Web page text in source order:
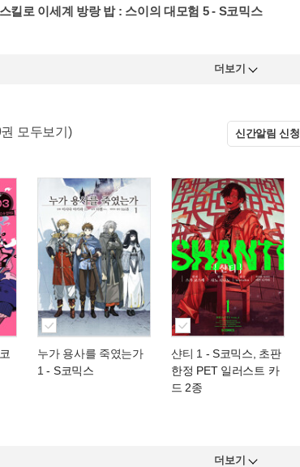
킬로 이세계 방랑 밥 : 스이의 대모험 5 - S코믹스
더보기
모두보기) 신간알림 신청
누가 용사를 죽였는가
1 - S코믹스
샨티 1 - S코믹스, 초판
한정 PET 일러스트 카
드 2종
더보기